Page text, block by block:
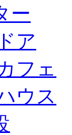
ー
ア
フェ
ウス